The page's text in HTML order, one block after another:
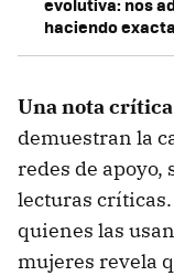
haciendo
Una nota crítica
demuestran la
redes de
lecturas críticas.
quienes las
mujeres revela